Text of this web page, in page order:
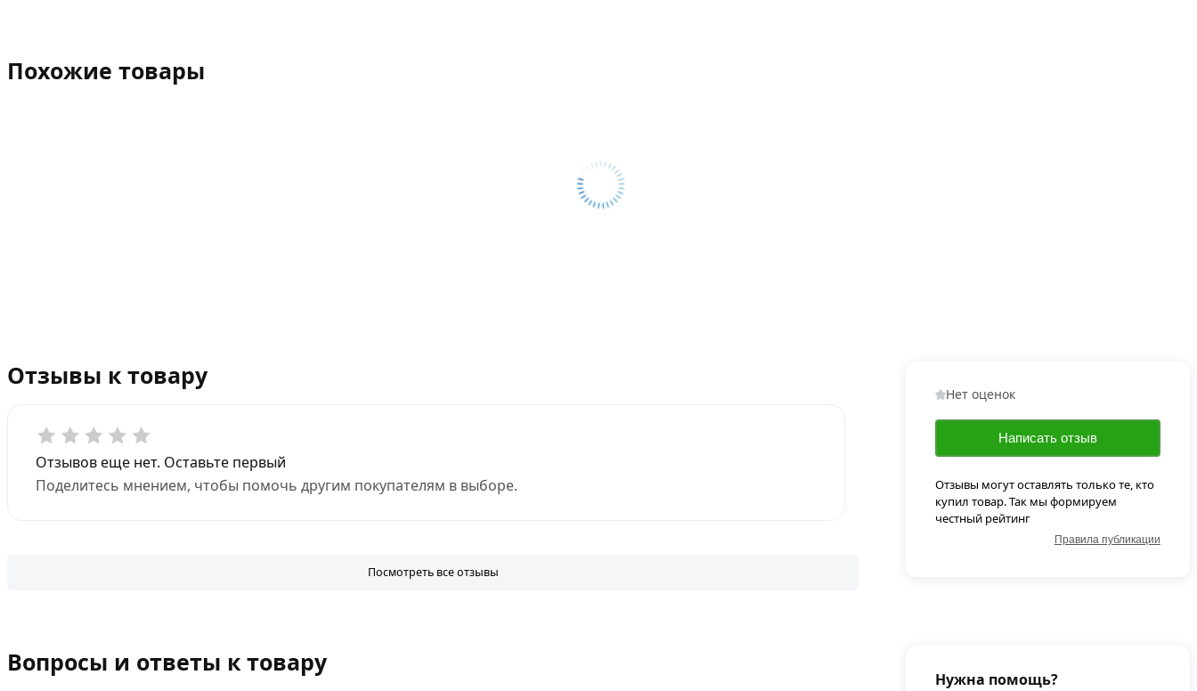
Похожие товары
Отзывы к товару
Отзывов еще нет. Оставьте первый
Поделитесь мнением, чтобы помочь другим покупателям в выборе.
Посмотреть все отзывы
Нет оценок
Написать отзыв
Отзывы могут оставлять только те, кто
купил товар. Так мы формируем
честный рейтинг
Правила публикации
Вопросы и ответы к товару
Нужна помощь?